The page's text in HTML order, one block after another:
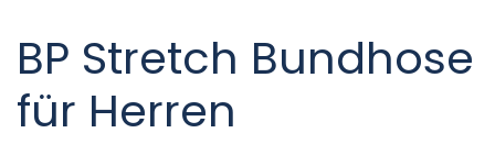
BP Stretch Bundhose
für Herren